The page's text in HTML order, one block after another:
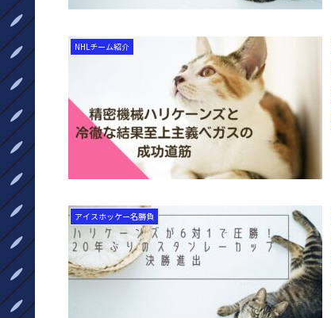
NHLチーム紹介
アイスホッケー名勝負